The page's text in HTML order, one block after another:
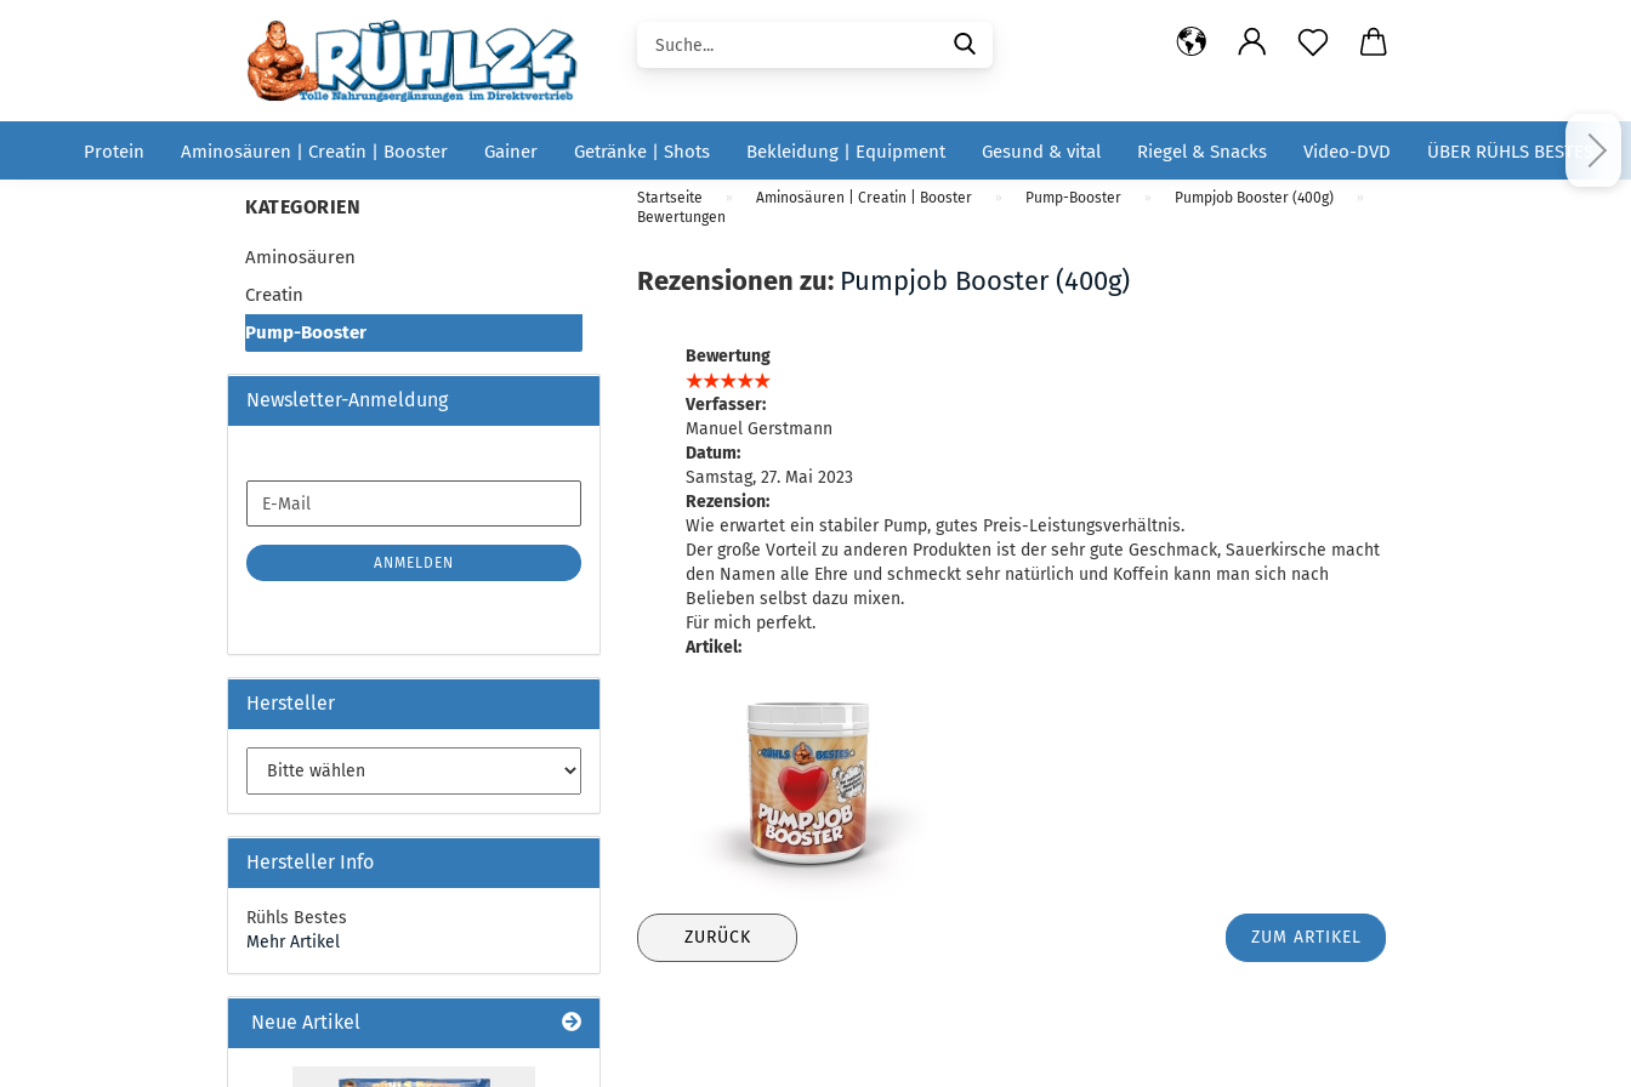
Protein Aminosäuren | Creatin | Booster Gainer Getränke | Shots Bekleidung | Equipment Gesund & vital Riegel & Snacks Video-DVD ÜBER RÜHLS BESTES
Startseite » Aminosäuren | Creatin | Booster » Pump-Booster » Pumpjob Booster (400g) »
Bewertungen
Rezensionen zu: Pumpjob Booster (400g)
Bewertung
Verfasser:
Manuel Gerstmann
Datum:
Samstag, 27. Mai 2023
Rezension:
Wie erwartet ein stabiler Pump, gutes Preis-Leistungsverhältnis.
Der große Vorteil zu anderen Produkten ist der sehr gute Geschmack, Sauerkirsche macht
den Namen alle Ehre und schmeckt sehr natürlich und Koffein kann man sich nach
Belieben selbst dazu mixen.
Für mich perfekt.
Artikel:
ZURÜCK ZUM ARTIKEL
KATEGORIEN
Aminosäuren
Creatin
Pump-Booster
Newsletter-Anmeldung
ZUR
ANMELDUNG
E-
Mail
ANMELDEN
Hersteller
Hersteller Info
Rühls Bestes
Mehr Artikel
Neue Artikel